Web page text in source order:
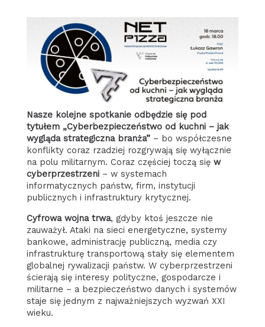
Nasze kolejne spotkanie odbędzie się pod
tytułem „Cyberbezpieczeństwo od kuchni – jak
wygląda strategiczna branża”– bo współczesne
konflikty coraz rzadziej rozgrywają się wyłącznie
na polu militarnym. Coraz częściej toczą się w
cyberprzestrzeni– w systemach
informatycznych państw, firm, instytucji
publicznych i infrastruktury krytycznej.
Cyfrowa wojna trwa, gdyby ktoś jeszcze nie
zauważył. Ataki na sieci energetyczne, systemy
bankowe, administrację publiczną, media czy
infrastrukturę transportową stały się elementem
globalnej rywalizacji państw. W cyberprzestrzeni
ścierają się interesy polityczne, gospodarcze i
militarne – a bezpieczeństwo danych i systemów
staje się jednym z najważniejszych wyzwań XXI
wieku.